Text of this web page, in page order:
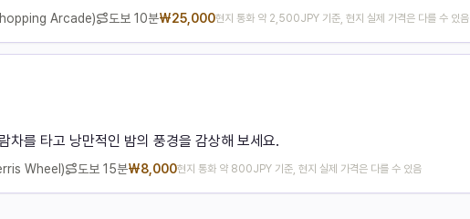
Arcade) 도보 10분₩25,000현지 통화 약 2,500JPY 기준, 현지 실제 가격은 다를 수 있음
차를 타고 낭만적인 밤의 풍경을 감상해 보세요.
Wheel) 도보 15분₩8,000현지 통화 약 800JPY 기준, 현지 실제 가격은 다를 수 있음